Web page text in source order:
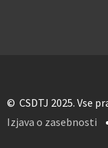
© CSDTJ 2025. Vse
Izjava o zasebnosti